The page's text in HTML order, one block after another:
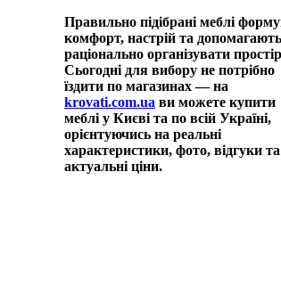
Правильно підібрані меблі
комфорт, настрій та допомагають
раціонально організувати
Сьогодні для вибору не потрібно
їздити по магазинах — на
krovati.com.ua ви можете купити
меблі у Києві та по всій Україні,
орієнтуючись на реальні
характеристики, фото, відгуки та
актуальні ціни.